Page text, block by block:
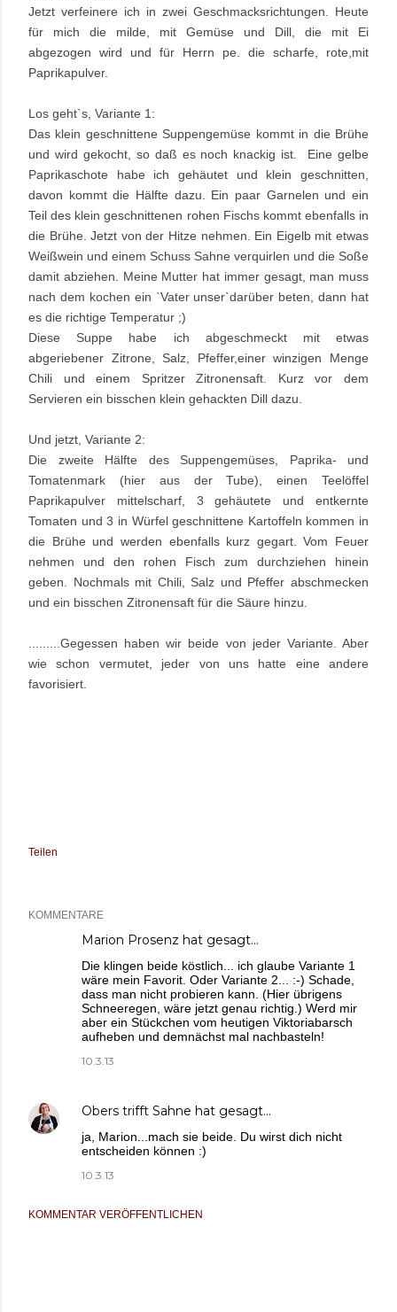
Jetzt verfeinere ich in zwei Geschmacksrichtungen. Heute
für mich die milde, mit Gemüse und Dill, die mit Ei
abgezogen wird und für Herrn pe. die scharfe, rote,mit
Paprikapulver.
Los geht`s, Variante 1:
Das klein geschnittene Suppengemüse kommt in die Brühe
und wird gekocht, so daß es noch knackig ist. Eine gelbe
Paprikaschote habe ich gehäutet und klein geschnitten,
davon kommt die Hälfte dazu. Ein paar Garnelen und ein
Teil des klein geschnittenen rohen Fischs kommt ebenfalls in
die Brühe. Jetzt von der Hitze nehmen. Ein Eigelb mit etwas
Weißwein und einem Schuss Sahne verquirlen und die Soße
damit abziehen. Meine Mutter hat immer gesagt, man muss
nach dem kochen ein `Vater unser`darüber beten, dann hat
es die richtige Temperatur ;)
Diese Suppe habe ich abgeschmeckt mit etwas
abgeriebener Zitrone, Salz, Pfeffer,einer winzigen Menge
Chili und einem Spritzer Zitronensaft. Kurz vor dem
Servieren ein bisschen klein gehackten Dill dazu.
Und jetzt, Variante 2:
Die zweite Hälfte des Suppengemüses, Paprika- und
Tomatenmark (hier aus der Tube), einen Teelöffel
Paprikapulver mittelscharf, 3 gehäutete und entkernte
Tomaten und 3 in Würfel geschnittene Kartoffeln kommen in
die Brühe und werden ebenfalls kurz gegart. Vom Feuer
nehmen und den rohen Fisch zum durchziehen hinein
geben. Nochmals mit Chili, Salz und Pfeffer abschmecken
und ein bisschen Zitronensaft für die Säure hinzu.
.........Gegessen haben wir beide von jeder Variante. Aber
wie schon vermutet, jeder von uns hatte eine andere
favorisiert.
Teilen
KOMMENTARE
Marion Prosenz hat gesagt…
Die klingen beide köstlich... ich glaube Variante 1
wäre mein Favorit. Oder Variante 2... :-) Schade,
dass man nicht probieren kann. (Hier übrigens
Schneeregen, wäre jetzt genau richtig.) Werd mir
aber ein Stückchen vom heutigen Viktoriabarsch
aufheben und demnächst mal nachbasteln!
10.3.13
Obers trifft Sahne hat gesagt…
ja, Marion...mach sie beide. Du wirst dich nicht
entscheiden können :)
10.3.13
KOMMENTAR VERÖFFENTLICHEN